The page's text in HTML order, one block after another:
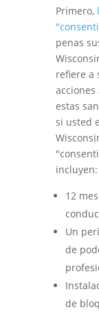
Primero,
penas
refiere a
estas
si usted
incluyen:
12
Un
de
de